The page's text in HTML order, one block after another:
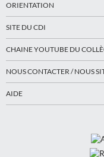
ORIENTATION
SITE DU CDI
CHAINE YOUTUBE DU
NOUS CONTACTER / NOUS
AIDE